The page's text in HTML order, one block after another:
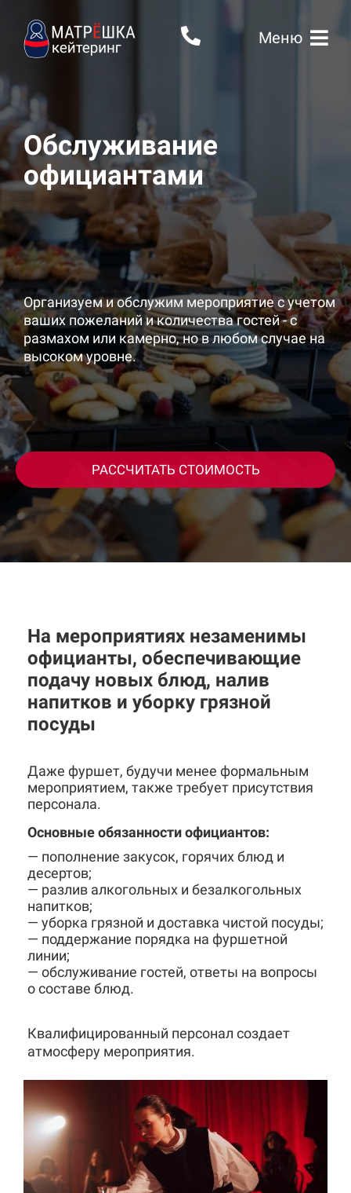
Меню
Обслуживание
официантами
Организуем и обслужим мероприятие с учетом
ваших пожеланий и количества гостей - с
размахом или камерно, но в любом случае на
высоком уровне.
РАССЧИТАТЬ СТОИМОСТЬ
На мероприятиях незаменимы
официанты, обеспечивающие
подачу новых блюд, налив
напитков и уборку грязной
посуды
Даже фуршет, будучи менее формальным
мероприятием, также требует присутствия
персонала.
Основные обязанности официантов:
— пополнение закусок, горячих блюд и
десертов;
— разлив алкогольных и безалкогольных
напитков;
— уборка грязной и доставка чистой посуды;
— поддержание порядка на фуршетной
линии;
— обслуживание гостей, ответы на вопросы
о составе блюд.
Квалифицированный персонал создает
атмосферу мероприятия.